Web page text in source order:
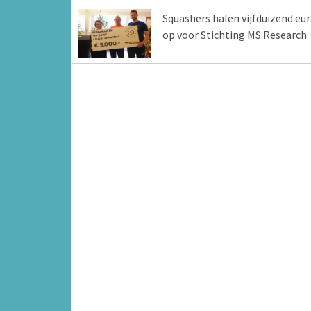
Squashers halen vijfduizend
op voor Stichting MS Research